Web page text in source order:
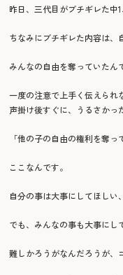
昨日、三代目がブチギレた中
ちなみにブチギレた内容は、
みんなの自由を奪っていたん
一度の注意で上手く伝えられ
声掛け後すぐに、うるさかっ
「他の子の自由の権利を奪っ
ここなんです。
自分の事は大事にしてほしい、
でも、みんなの事も大事にし
難しかろうがなんだろうが、